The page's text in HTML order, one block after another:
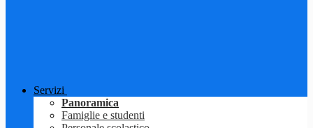
Servizi
Panoramica
Famiglie e studenti